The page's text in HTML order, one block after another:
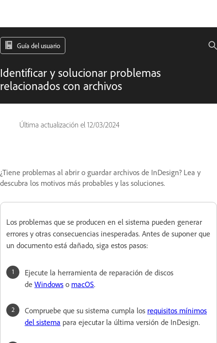
Guía del usuario
Identificar y solucionar problemas
relacionados con archivos
Última actualización el 12/03/2024
¿Tiene problemas al abrir o guardar archivos de InDesign? Lea y
descubra los motivos más probables y las soluciones.
Los problemas que se producen en el sistema pueden generar
errores y otras consecuencias inesperadas. Antes de suponer que
un documento está dañado, siga estos pasos:
Ejecute la herramienta de reparación de discos
de Windows o macOS.
Compruebe que su sistema cumpla los requisitos mínimos
del sistema para ejecutar la última versión de InDesign.